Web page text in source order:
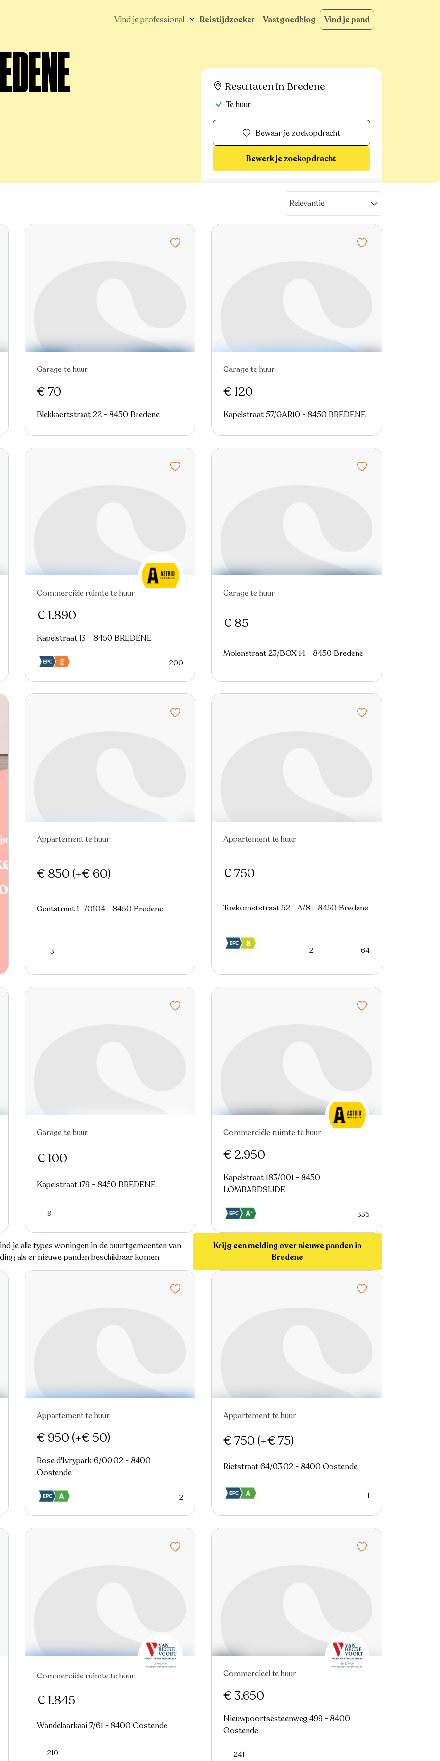
Vind je professional Reistijdzoeker Vastgoedblog Vind je pand
Resultaten in Bredene
Te huur
Bewaar je zoekopdracht
Bewerk je zoekopdracht
Relevantie
Nieuw
Garage te huur
€ 70
Blekkaertstraat 22 - 8450 Bredene
Garage te huur
€ 120
Kapelstraat 57/GAR10 - 8450 BREDENE
Commerciële ruimte te huur
€ 1.890
Kapelstraat 13 - 8450 BREDENE
200
Garage te huur
€ 85
Molenstraat 23/BOX 14 - 8450 Bredene
Appartement te huur
€ 850 (+€ 60)
Gentstraat 1 -/0104 - 8450 Bredene
3
In optie
Appartement te huur
€ 750
Toekomststraat 52 - A/8 - 8450 Bredene
2 64
Garage te huur
€ 100
Kapelstraat 179 - 8450 BREDENE
9
Nieuw
Commerciële ruimte te huur
€ 2.950
Kapelstraat 183/001 - 8450
LOMBARDSIJDE
335
je alle types woningen in de buurtgemeenten van
als er nieuwe panden beschikbaar komen.
Krijg een melding over nieuwe panden in
Bredene
Nieuw
Appartement te huur
€ 950 (+€ 50)
Rose d'Ivrypark 6/00.02 - 8400
Oostende
2
Nieuw
Appartement te huur
€ 750 (+€ 75)
Rietstraat 64/03.02 - 8400 Oostende
1
Nieuw
Commerciële ruimte te huur
€ 1.845
Wandelaarkaai 7/61 - 8400 Oostende
210
Nieuw
Commercieel te huur
€ 3.650
Nieuwpoortsesteenweg 499 - 8400
Oostende
241